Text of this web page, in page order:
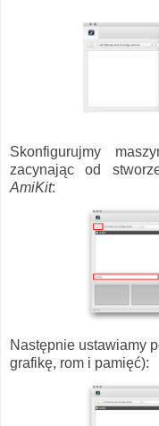
Skonfigurujmy
zacynając od
AmiKit:
Następnie ustawiamy
grafikę, rom i pamięć):